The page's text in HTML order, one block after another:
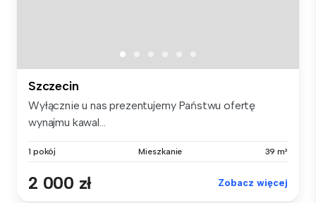
Szczecin
Wyłącznie u nas prezentujemy Państwu ofertę
wynajmu kawal...
1 pokój Mieszkanie 39 m²
2 000 zł Zobacz więcej